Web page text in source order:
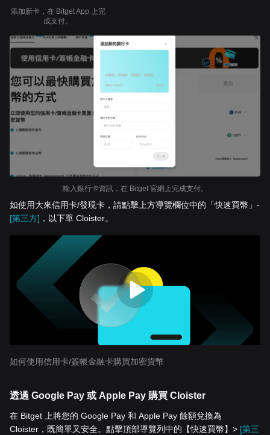
添加新卡，在 Bitget App 上完
成支付。
輸入銀行卡資訊，在 Bitget 官網上完成支付。
如使用大來信用卡/發現卡，請點擊上方導覽欄位中的「快速買幣」-
[第三方] ，以下單 Cloister。
如何使用信用卡/簽帳金融卡購買加密貨幣
透過 Google Pay 或 Apple Pay 購買 Cloister
在 Bitget 上將您的 Google Pay 和 Apple Pay 餘額兌換為
Cloister，既簡單又安全。點擊頂部導覽列中的【快速買幣】> [第三